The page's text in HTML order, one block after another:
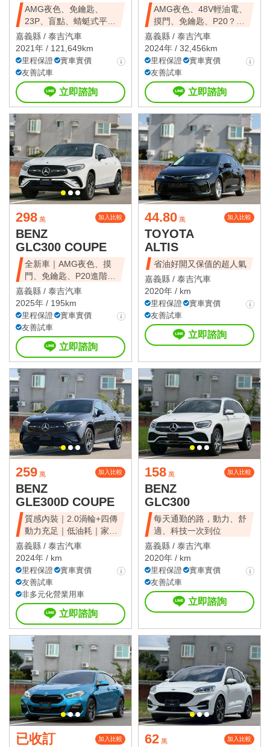
AMG夜色、免鑰匙、
23P、盲點、蜻蜓式平把
方向盤、電尾門
嘉義縣 / 泰吉汽車
2021年 / 121,649km
里程保證
實車實價
友善試車
立即諮詢
AMG夜色、48V輕油電、
摸門、免鑰匙、P20？、
360環景
嘉義縣 / 泰吉汽車
2024年 / 32,456km
里程保證
實車實價
友善試車
立即諮詢
298 萬 加入比較
BENZ
GLC300 COUPE
全新車｜AMG夜色、摸
門、免鑰匙、P20進階跟
車
嘉義縣 / 泰吉汽車
2025年 / 195km
里程保證
實車實價
友善試車
立即諮詢
44.80 萬 加入比較
TOYOTA
ALTIS
省油好開又保值的超人氣
嘉義縣 / 泰吉汽車
2020年 / km
里程保證
實車實價
友善試車
立即諮詢
259 萬 加入比較
BENZ
GLE300D COUPE
質感內裝｜2.0渦輪+四傳
動力充足｜低油耗｜家庭
使用與日常代
嘉義縣 / 泰吉汽車
2024年 / km
里程保證
實車實價
友善試車
非多元化營業用車
立即諮詢
158 萬 加入比較
BENZ
GLC300
每天通勤的路，動力、舒
適、科技一次到位
嘉義縣 / 泰吉汽車
2020年 / km
里程保證
實車實價
友善試車
立即諮詢
已收訂 加入比較 62 萬 加入比較